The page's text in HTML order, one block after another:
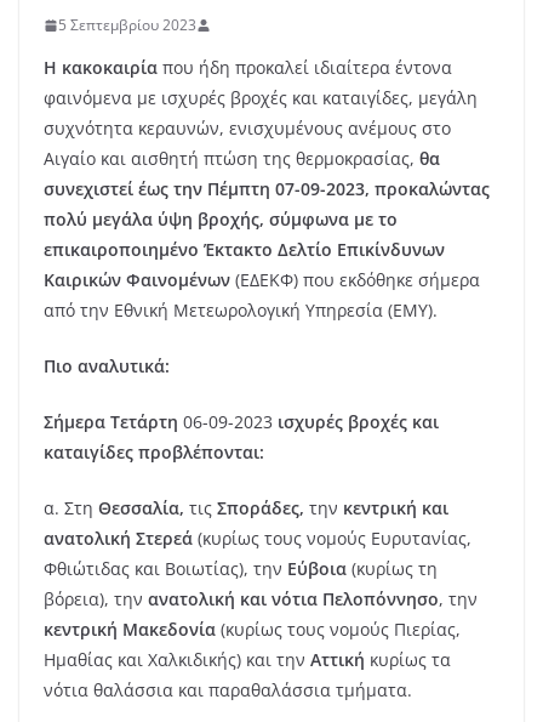
5 Σεπτεμβρίου 2023
Η κακοκαιρία που ήδη προκαλεί ιδιαίτερα έντονα
φαινόμενα με ισχυρές βροχές και καταιγίδες, μεγάλη
συχνότητα κεραυνών, ενισχυμένους ανέμους στο
Αιγαίο και αισθητή πτώση της θερμοκρασίας, θα
συνεχιστεί έως την Πέμπτη 07-09-2023, προκαλώντας
πολύ μεγάλα ύψη βροχής, σύμφωνα με το
επικαιροποιημένο Έκτακτο Δελτίο Επικίνδυνων
Καιρικών Φαινομένων (ΕΔΕΚΦ) που εκδόθηκε σήμερα
από την Εθνική Μετεωρολογική Υπηρεσία (ΕΜΥ).
Πιο αναλυτικά:
Σήμερα Τετάρτη 06-09-2023 ισχυρές βροχές και
καταιγίδες προβλέπονται:
α. Στη Θεσσαλία, τις Σποράδες, την κεντρική και
ανατολική Στερεά (κυρίως τους νομούς Ευρυτανίας,
Φθιώτιδας και Βοιωτίας), την Εύβοια (κυρίως τη
βόρεια), την ανατολική και νότια Πελοπόννησο, την
κεντρική Μακεδονία (κυρίως τους νομούς Πιερίας,
Ημαθίας και Χαλκιδικής) και την Αττική κυρίως τα
νότια θαλάσσια και παραθαλάσσια τμήματα.